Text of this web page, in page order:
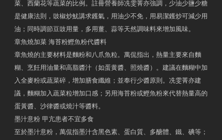
菜、西蘭花等蔬菜的比例。註冊營養師冼雯菁亦強調，少油少鹽少糖
是健康法則，豉椒炒魷講求鑊氣，用油少不免，用易潔鑊炒可減少用
油；同時調節豆豉用量，多用薑、蒜等天然調味料來增加風味。
章魚燒加菜 海苔粉鰹魚粉代醬料
章魚燒的主要材料是麵粉和八爪魚粒。萬侃指出，熱量主要來自麵
糊、烹飪用油量和高脂醬汁（如蛋黄醬、照燒醬）。建議在麵糊中加
入全麥粉或蔬菜碎，增加膳食纖維；並奉行少醬原則。冼雯菁亦建
議，麵糊加入蔬菜粒增加口感；另用海苔粉或鰹魚粉來代替熱量高的
蛋黃醬、沙律醬或燒汁等醬料。
墨汁意粉 甲亢患者不宜多食
至於墨汁意粉，萬侃指墨汁含黑色素、蛋白質、多醣體、鐵、碘等；